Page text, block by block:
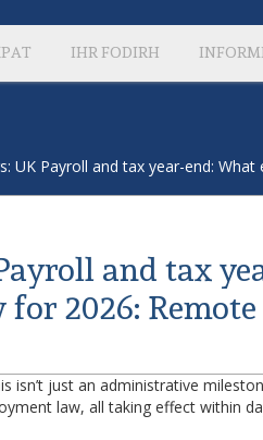
IHR FODIRH
UK Payroll and tax year-end:
and tax
2026: Remote
isn’t just an administrative
law, all taking effect within